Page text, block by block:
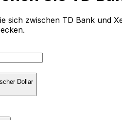
sich zwischen TD Bank und
Dollar